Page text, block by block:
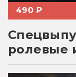
490 ₽
ролевые